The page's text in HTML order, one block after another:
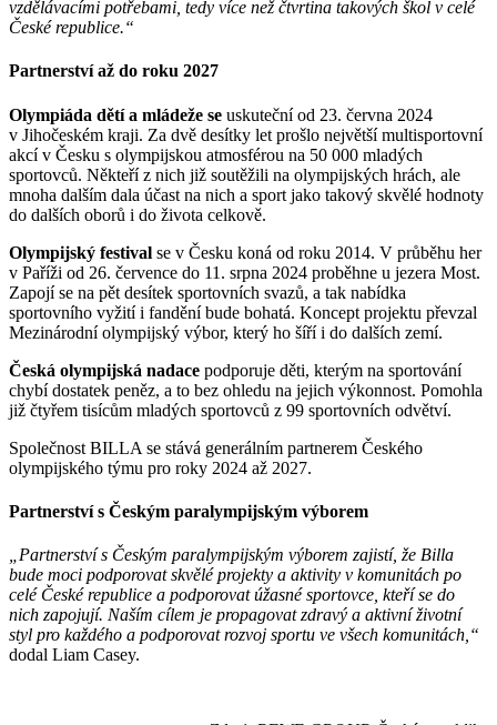
vzdělávacími potřebami, tedy více než čtvrtina takových škol v celé
České republice.“
Partnerství až do roku 2027
Olympiáda dětí a mládeže se uskuteční od 23. června 2024
v Jihočeském kraji. Za dvě desítky let prošlo největší multisportovní
akcí v Česku s olympijskou atmosférou na 50 000 mladých
sportovců. Někteří z nich již soutěžili na olympijských hrách, ale
mnoha dalším dala účast na nich a sport jako takový skvělé hodnoty
do dalších oborů i do života celkově.
Olympijský festival se v Česku koná od roku 2014. V průběhu her
v Paříži od 26. července do 11. srpna 2024 proběhne u jezera Most.
Zapojí se na pět desítek sportovních svazů, a tak nabídka
sportovního vyžití i fandění bude bohatá. Koncept projektu převzal
Mezinárodní olympijský výbor, který ho šíří i do dalších zemí.
Česká olympijská nadace podporuje děti, kterým na sportování
chybí dostatek peněz, a to bez ohledu na jejich výkonnost. Pomohla
již čtyřem tisícům mladých sportovců z 99 sportovních odvětví.
Společnost BILLA se stává generálním partnerem Českého
olympijského týmu pro roky 2024 až 2027.
Partnerství s Českým paralympijským výborem
„Partnerství s Českým paralympijským výborem zajistí, že Billa
bude moci podporovat skvělé projekty a aktivity v komunitách po
celé České republice a podporovat úžasné sportovce, kteří se do
nich zapojují. Naším cílem je propagovat zdravý a aktivní životní
styl pro každého a podporovat rozvoj sportu ve všech komunitách,“
dodal Liam Casey.